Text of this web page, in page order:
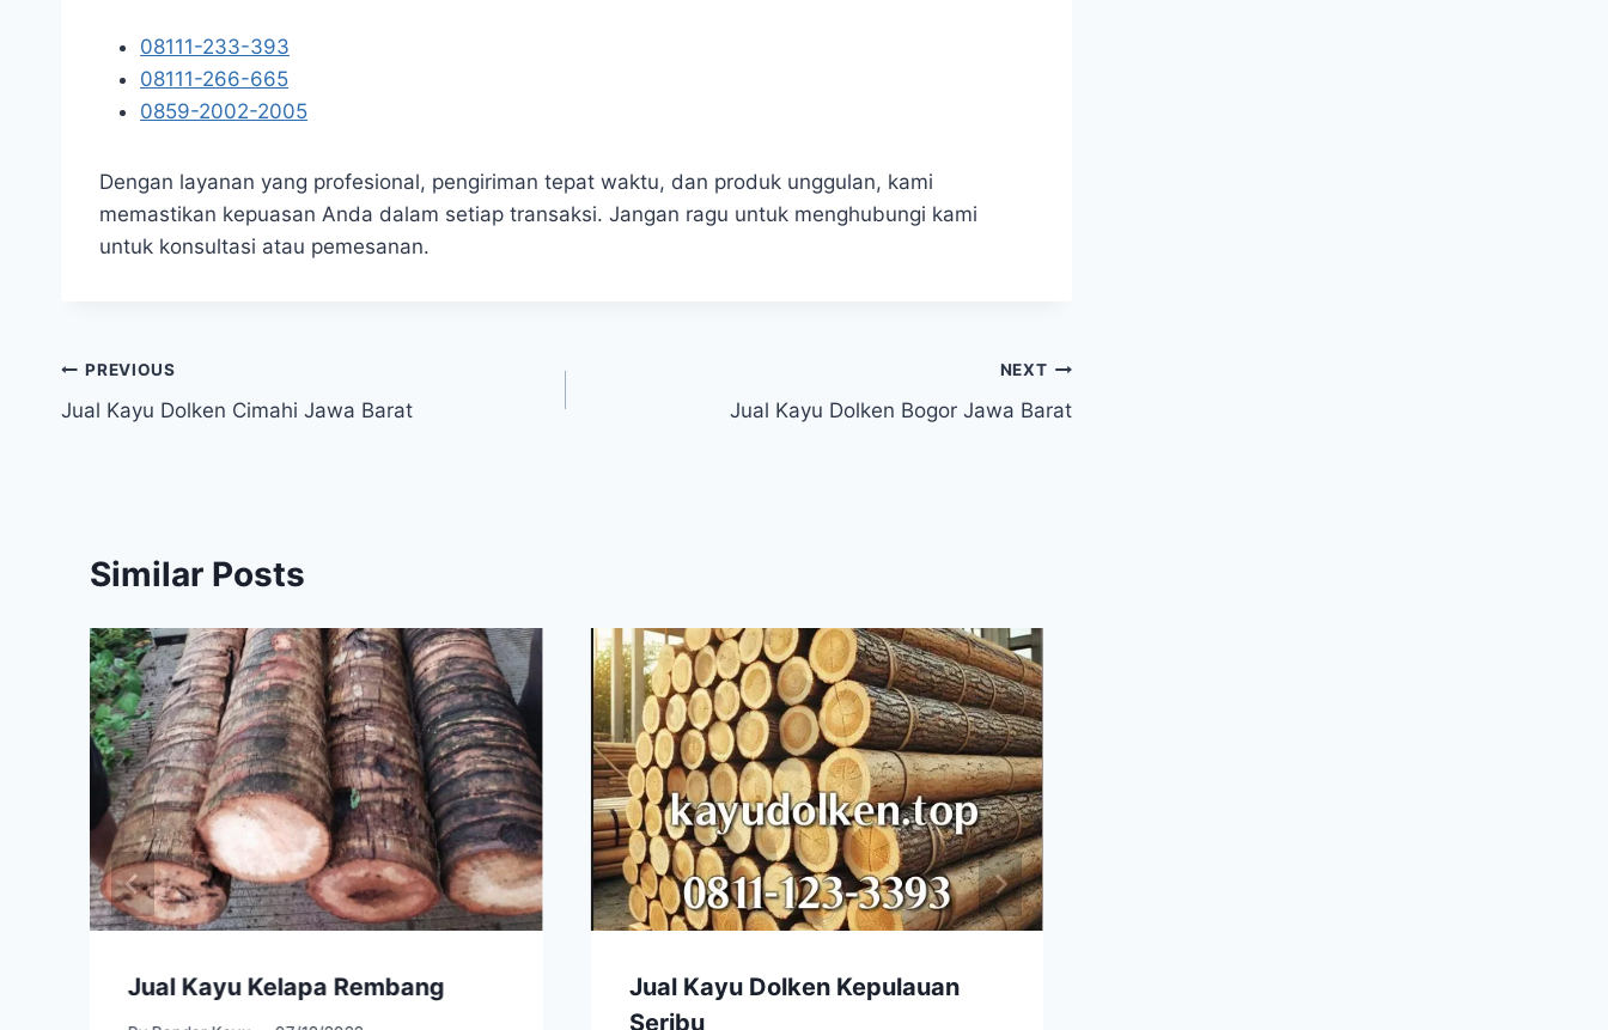
08111-233-393
08111-266-665
0859-2002-2005
Dengan layanan yang profesional, pengiriman tepat waktu, dan produk unggulan, kami
memastikan kepuasan Anda dalam setiap transaksi. Jangan ragu untuk menghubungi kami
untuk konsultasi atau pemesanan.
Navigasi
pos
PREVIOUS
Jual Kayu Dolken Cimahi Jawa Barat
NEXT
Jual Kayu Dolken Bogor Jawa Barat
Similar Posts
Jual Kayu Kelapa Rembang
Jual Kayu Dolken Kepulauan
Seribu